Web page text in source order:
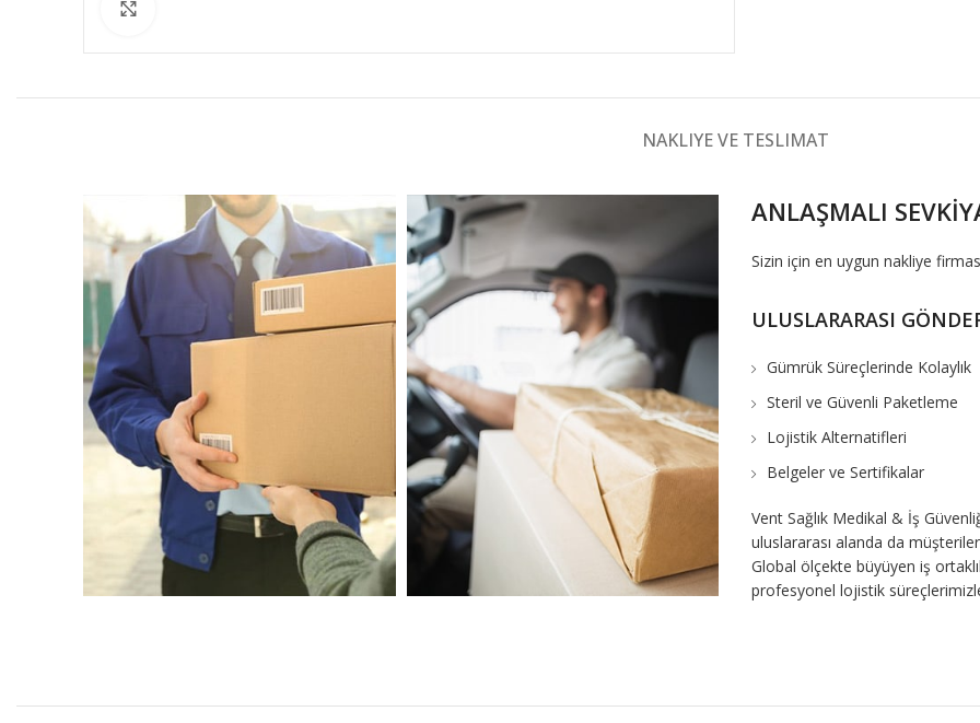
NAKLIYE VE TESLIMAT
ANLAŞMALI
Sizin için en uygun nakliye
ULUSLARARASI
Gümrük Süreçlerinde Kolaylık
Steril ve Güvenli Paketleme
Lojistik Alternatifleri
Belgeler ve Sertifikalar
Vent Sağlık Medikal & İş
uluslararası alanda da
Global ölçekte büyüyen iş
profesyonel lojistik